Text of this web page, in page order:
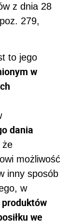
z dnia 28
279,
to jego
w
dania
że
możliwość
inny sposób
w
we